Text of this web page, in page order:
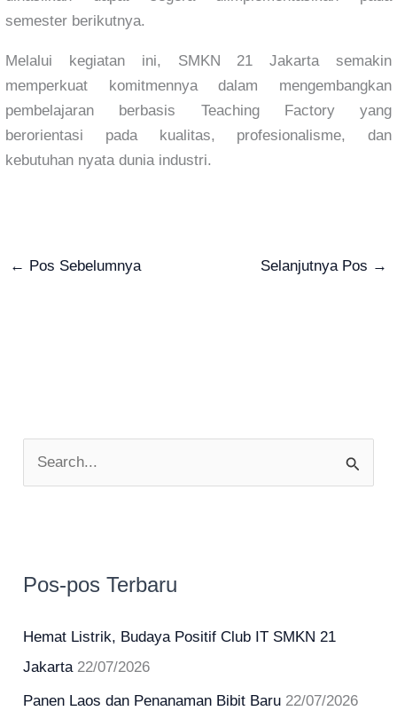
semester berikutnya.
Melalui kegiatan ini, SMKN 21 Jakarta semakin
memperkuat komitmennya dalam mengembangkan
pembelajaran berbasis Teaching Factory yang
berorientasi pada kualitas, profesionalisme, dan
kebutuhan nyata dunia industri.
← Pos Sebelumnya Selanjutnya Pos →
a
t
u
k
Pos-pos Terbaru
Hemat Listrik, Budaya Positif Club IT SMKN 21
Jakarta 22/07/2026
Panen Laos dan Penanaman Bibit Baru 22/07/2026